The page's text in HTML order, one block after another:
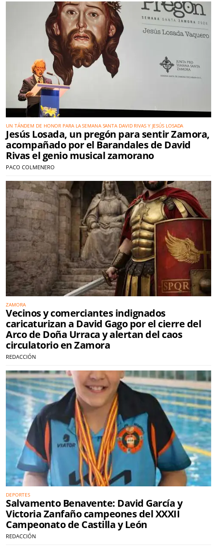
UN TÁNDEM DE HONOR PARA LA SEMANA SANTA DAVID RIVAS Y JESÚS LOSADA
Jesús Losada, un pregón para sentir Zamora,
acompañado por el Barandales de David
Rivas el genio musical zamorano
PACO COLMENERO
ZAMORA
Vecinos y comerciantes indignados
caricaturizan a David Gago por el cierre del
Arco de Doña Urraca y alertan del caos
circulatorio en Zamora
REDACCIÓN
DEPORTES
Salvamento Benavente: David García y
Victoria Zanfaño campeones del XXXII
Campeonato de Castilla y León
REDACCIÓN